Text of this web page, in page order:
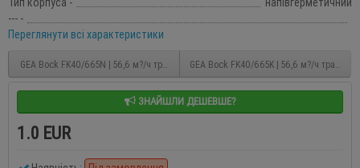
--- -
Переглянути всі характеристики
GEA Bock FK40/665N | 56,6 м?/ч транспортний компресор
GEA Bock FK40/665K | 56,6 м?/ч
ЗНАЙШЛИ ДЕШЕВШЕ?
1.0 EUR